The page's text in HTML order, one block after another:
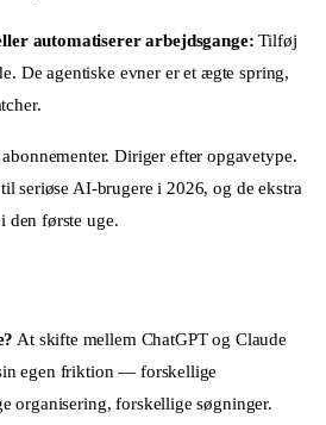
automatiserer arbejdsgange: Tilføj
De agentiske evner er et ægte spring,
Diriger efter opgavetype.
seriøse AI-brugere i 2026, og de ekstra
den første uge.
At skifte mellem ChatGPT og Claude
egen friktion — forskellige
organisering, forskellige søgninger.